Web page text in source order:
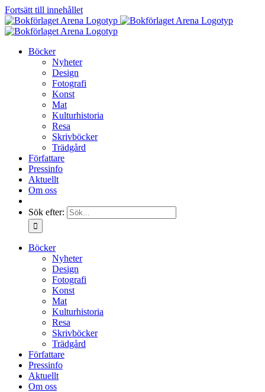
Fortsätt till innehållet
Böcker
Nyheter
Design
Fotografi
Konst
Mat
Kulturhistoria
Resa
Skrivböcker
Trädgård
Författare
Pressinfo
Aktuellt
Om oss
Sök efter:
Böcker
Nyheter
Design
Fotografi
Konst
Mat
Kulturhistoria
Resa
Skrivböcker
Trädgård
Författare
Pressinfo
Aktuellt
Om oss